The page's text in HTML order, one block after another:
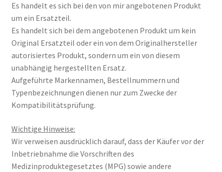
Es handelt es sich bei den von mir angebotenen Produkt
um ein Ersatzteil.
Es handelt sich bei dem angebotenen Produkt um kein
Original Ersatzteil oder ein von dem Originalhersteller
autorisiertes Produkt, sondern um ein von diesem
unabhängig hergestellten Ersatz.
Aufgeführte Markennamen, Bestellnummern und
Typenbezeichnungen dienen nur zum Zwecke der
Kompatibilitätsprüfung.
Wichtige Hinweise:
Wir verweisen ausdrücklich darauf, dass der Käufer vor der
Inbetriebnahme die Vorschriften des
Medizinproduktegesetztes (MPG) sowie andere